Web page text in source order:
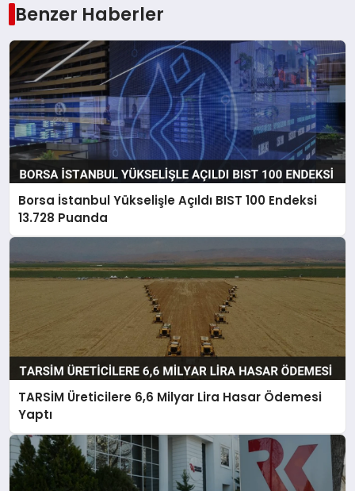
Benzer Haberler
Borsa İstanbul Yükselişle Açıldı BIST 100 Endeksi
13.728 Puanda
TARSİM Üreticilere 6,6 Milyar Lira Hasar Ödemesi
Yaptı